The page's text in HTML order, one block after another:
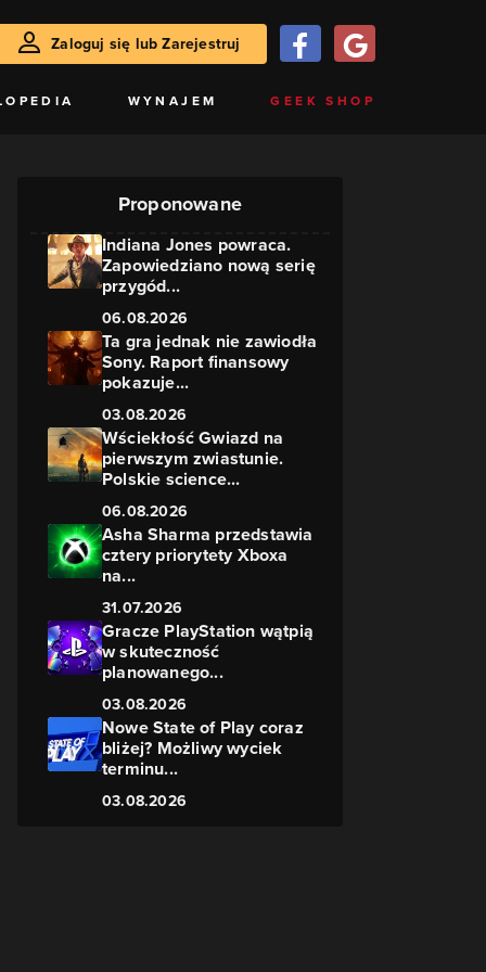
Zaloguj się lub Zarejestruj
WYNAJEM GEEK SHOP
Proponowane
Indiana Jones powraca.
Zapowiedziano nową serię
przygód...
06.08.2026
Ta gra jednak nie zawiodła
Sony. Raport finansowy
pokazuje...
03.08.2026
Wściekłość Gwiazd na
pierwszym zwiastunie.
Polskie science...
06.08.2026
Asha Sharma przedstawia
cztery priorytety Xboxa
na...
31.07.2026
Gracze PlayStation wątpią
w skuteczność
planowanego...
03.08.2026
Nowe State of Play coraz
bliżej? Możliwy wyciek
terminu...
03.08.2026